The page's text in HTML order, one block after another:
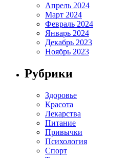
Апрель 2024
Март 2024
Февраль 2024
Январь 2024
Декабрь 2023
Ноябрь 2023
Рубрики
Здоровье
Красота
Лекарства
Питание
Привычки
Психология
Спорт